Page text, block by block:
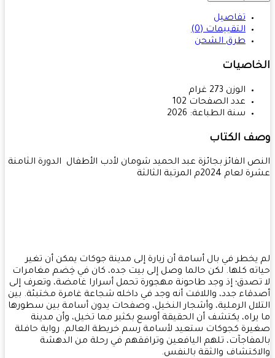
تفاصيل
التقييمات (0)
طرق الشحن
الوزن 273 غرام
عدد الصفحات 102
سنة الطباعة: 2026
الكتاب
الفائز بجائزة عبد الحميد شومان لأدب الأطفال الدورة الثامنة
2024م المرتبة الثالثة
في بال أسامة أن زيارة إلى مدينة جوكات يمكن أن تغير
كلها. لكن حالما وصل إلى بيت جده، كان في خِضم مغامرات
تصدق؛ إذ وجد طاحونة مهجورة تحمل أسرارا غامضة، وتعرف إلى
جدد، واللافت أنه وجد في داخله شجاعة غامرة مختبئة. بين
الرملية، وأشجار النخيل، وصفحات يدون أسامة بين سطورها
يكتشف أن الحقيقة أوسع بكثير مما تخيل، وأن مدينة
كجوكات ستعيد لأسامة رسم خريطة العالم. رواية حافلة
تلهم اليافعين وترافقهم في رحلة من الدهشة
والثقة بالنفس.